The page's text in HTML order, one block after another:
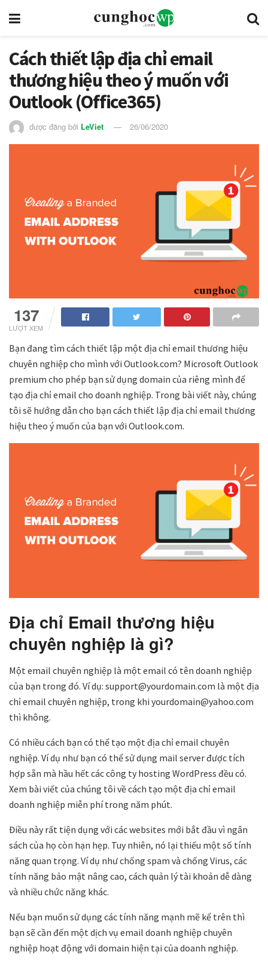
Cách thiết lập địa chỉ email
thương hiệu theo ý muốn với
Outlook (Office365)
được đăng bởi LeViet 26/06/2020
137
LƯỢT XEM
Bạn đang tìm cách thiết lập một địa chỉ email thương hiệu
chuyên nghiệp cho mình với Outlook.com? Microsoft Outlook
premium cho phép bạn sử dụng domain của riêng mình để
tạo địa chỉ email cho doanh nghiệp. Trong bài viết này, chúng
tôi sẽ hướng dẫn cho bạn cách thiết lập địa chỉ email thương
hiệu theo ý muốn của bạn với Outlook.com.
Địa chỉ Email thương hiệu
chuyên nghiệp là gì?
Một email chuyên nghiệp là một email có tên doanh nghiệp
của bạn trong đó. Ví dụ: support@yourdomain.com là một địa
chỉ email chuyên nghiệp, trong khi yourdomain@yahoo.com
thì không.
Có nhiều cách bạn có thể tạo một địa chỉ email chuyên
nghiệp. Ví dụ như bạn có thể sử dụng mail server được tích
hợp sẵn mà hầu hết các công ty hosting WordPress đều có.
Xem bài viết của chúng tôi về cách tạo một địa chỉ email
doanh nghiệp miễn phí trong năm phút.
Điều này rất tiện dụng với các websites mới bắt đầu vì ngân
sách của họ còn hạn hẹp. Tuy nhiên, nó lại thiếu một số tính
năng quan trọng. Ví dụ như chống spam và chống Virus, các
tính năng bảo mật nâng cao, cách quản lý tài khoản dễ dàng
và nhiều chức năng khác.
Nếu bạn muốn sử dụng các tính năng mạnh mẽ kể trên thì
bạn sẽ cần đến một dịch vụ email doanh nghiệp chuyên
nghiệp hoạt động với domain hiện tại của doanh nghiệp.